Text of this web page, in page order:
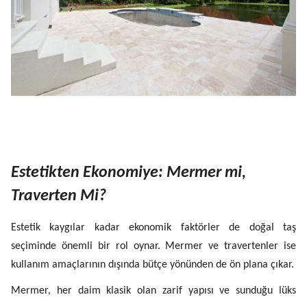
Estetikten Ekonomiye: Mermer mi,
Traverten Mi?
Estetik kaygılar kadar ekonomik faktörler de doğal taş
seçiminde önemli bir rol oynar. Mermer ve travertenler ise
kullanım amaçlarının dışında bütçe yönünden de ön plana çıkar.
Mermer, her daim klasik olan zarif yapısı ve sunduğu lüks